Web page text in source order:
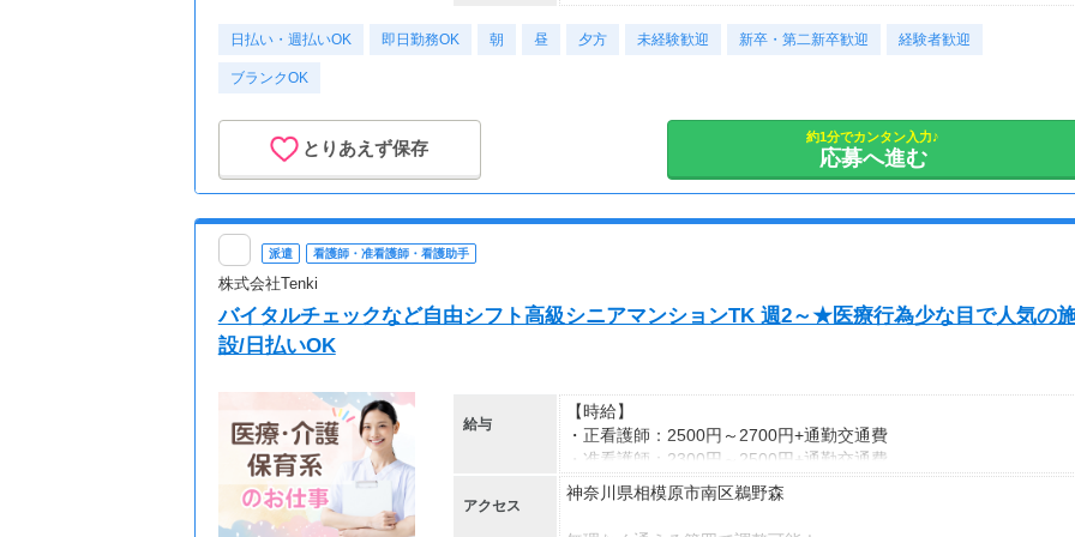
・11:00~20:00｜など
日払い・週払いOK 即日勤務OK 朝 昼 夕方 未経験歓迎 新卒・第二新卒歓迎 経験者歓迎
ブランクOK
とりあえず保存
約1分でカンタン入力♪
応募へ進む
派遣 看護師・准看護師・看護助手
株式会社Tenki
バイタルチェックなど自由シフト高級シニアマンションTK 週2～★医療行為少な目で人気の
設/日払いOK
給与
【時給】
・正看護師：2500円～2700円+通勤交通費
・准看護師：2300円～2500円+通勤交通費
アクセス
神奈川県相模原市南区鵜野森